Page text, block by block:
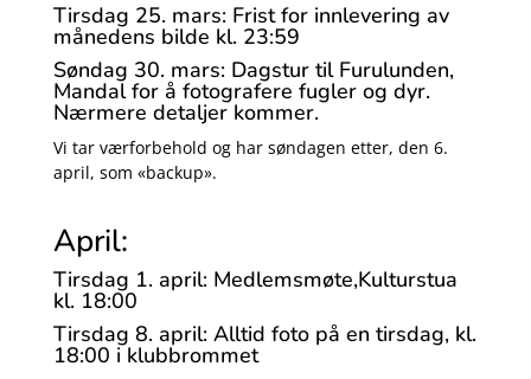
Tirsdag 25. mars: Frist for innlevering av
månedens bilde kl. 23:59
Søndag 30. mars: Dagstur til Furulunden,
Mandal for å fotografere fugler og dyr.
Nærmere detaljer kommer.
Vi tar værforbehold og har søndagen etter, den 6.
april, som «backup».
April:
Tirsdag 1. april: Medlemsmøte,Kulturstua
kl. 18:00
Tirsdag 8. april: Alltid foto på en tirsdag, kl.
18:00 i klubbrommet